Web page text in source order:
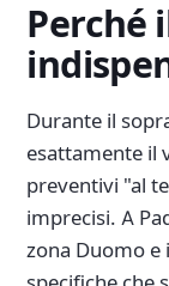
Perché
Durante il
esattamente il
preventivi "al
imprecisi. A
zona Duomo e